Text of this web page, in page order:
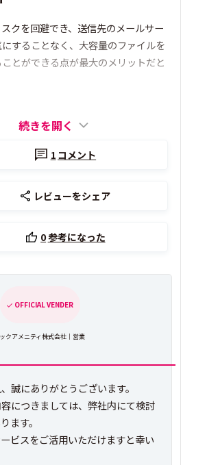
クを回避でき、送信先のメールサー
することなく、大容量のファイルを
とができる点が最大のメリットだと
続きを開く
1 コメント
レビューをシェア
0参考になった
OFFICIAL VENDER
クアメニティ株式会社｜営業
誠にありがとうございます。
につきましては、弊社内にて検討
ます。
ビスをご活用いただけますと幸い